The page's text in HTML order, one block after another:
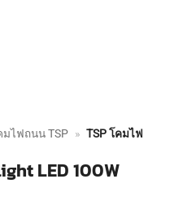
มไฟถนน TSP » TSP โคมไฟ
LED 100W